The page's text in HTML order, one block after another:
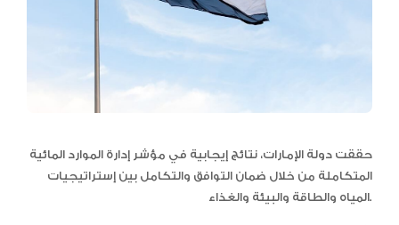
حققت دولة الإمارات، نتائج إيجابية في مؤشر إدارة الموارد المائية
المتكاملة من خلال ضمان التوافق والتكامل بين إستراتيجيات
المياه والطاقة والبيئة والغذاء.